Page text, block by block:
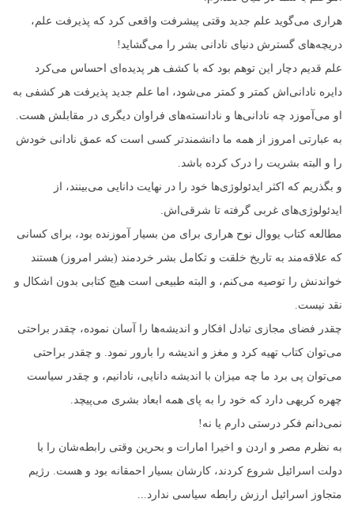
هراری می‌گوید علم جدید وقتی پیشرفت واقعی کرد که پذیرفت علم،
دریچه‌های گسترش دنیای نادانی بشر را می‌گشاید!
علم قدیم دچار این توهم بود که با کشف هر پدیده‌ای احساس می‌کرد
دایره نادانی‌اش کمتر و‌ کمتر می‌شود، اما علم جدید پذیرفت هر کشفی به
او می‌آموزد چه نادانی‌ها و نادانسته‌های فراوان دیگری در مقابلش هست.
به عبارتی امروز از همه ما دانشمندتر کسی است که عمق نادانی خودش
را و البته بشریت را درک کرده باشد.
و بگذریم که اکثر ایدئولوژی‌ها خود را در نهایت دانایی می‌بینند، از
ایدئولوژی‌های غربی گرفته تا شرقی‌اش.
مطالعه کتاب یووال نوح هراری برای من بسیار آموزنده بود، برای کسانی
که علاقه‌مند به تاریخ خلقت و تکامل بشر خردمند (بشر امروز) هستند
خواندنش را توصیه می‌کنم، و البته طبیعی است هیچ کتابی بدون اشکال و
نقد نیست.
چقدر فضای مجازی تبادل افکار و اندیشه‌ها را آسان نموده، چقدر براحتی
می‌توان کتاب‌ تهیه کرد و مغز و اندیشه را بارور نمود. و چقدر براحتی
می‌توان پی برد ما چه میزان با اندیشه دانایی، نادانیم، و‌ چقدر سیاست
چهره کریهی دارد که خود را به پای همه ابعاد بشری می‌پیچد.
نمی‌دانم فکر درستی دارم یا نه!
به نظرم مصر و اردن و اخیرا امارات و بحرین وقتی رابطه‌شان را با
دولت اسرائیل شروع کردند، کارشان بسیار احمقانه بود و هست. رژیم
متجاوز اسرائیل ارزش رابطه سیاسی ندارد...